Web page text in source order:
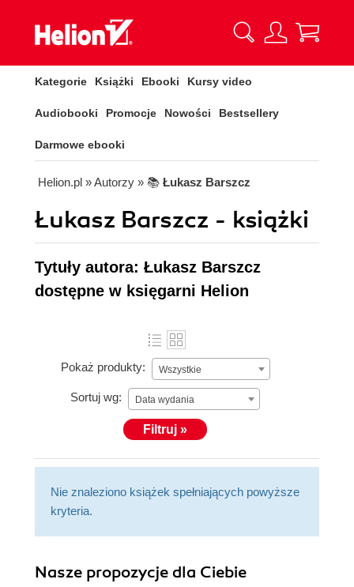
Kategorie Książki Ebooki Kursy video
Audiobooki Promocje Nowości Bestsellery
Darmowe ebooki
Helion.pl » Autorzy » 📚 Łukasz Barszcz
Łukasz Barszcz - książki
Tytuły autora: Łukasz Barszcz
dostępne w księgarni Helion
Pokaż produkty: Wszystkie
Sortuj wg: Data wydania
Filtruj »
Nie znaleziono książek spełniających powyższe
kryteria.
Nasze propozycje dla Ciebie